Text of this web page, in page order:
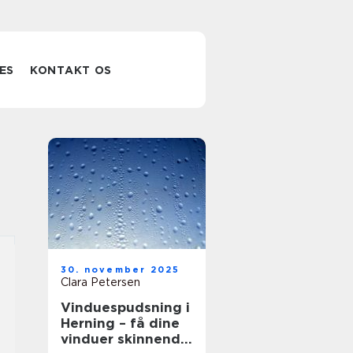
KONTAKT OS
30. november 2025
Clara Petersen
Vinduespudsning i
Herning – få dine
vinduer skinnende